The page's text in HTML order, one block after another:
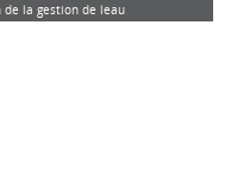
la gestion de leau